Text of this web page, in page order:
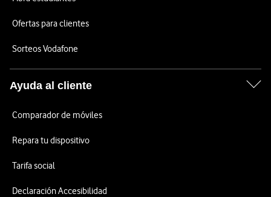
Ofertas para clientes
Sorteos Vodafone
Ayuda al cliente
Comparador de móviles
Repara tu dispositivo
Tarifa social
Declaración Accesibilidad